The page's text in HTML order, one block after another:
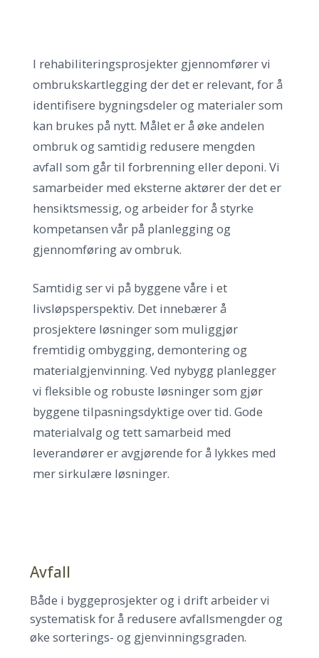
I rehabiliteringsprosjekter gjennomfører vi
ombrukskartlegging der det er relevant, for å
identifisere bygningsdeler og materialer som
kan brukes på nytt. Målet er å øke andelen
ombruk og samtidig redusere mengden
avfall som går til forbrenning eller deponi. Vi
samarbeider med eksterne aktører der det er
hensiktsmessig, og arbeider for å styrke
kompetansen vår på planlegging og
gjennomføring av ombruk.
Samtidig ser vi på byggene våre i et
livsløpsperspektiv. Det innebærer å
prosjektere løsninger som muliggjør
fremtidig ombygging, demontering og
materialgjenvinning. Ved nybygg planlegger
vi fleksible og robuste løsninger som gjør
byggene tilpasningsdyktige over tid. Gode
materialvalg og tett samarbeid med
leverandører er avgjørende for å lykkes med
mer sirkulære løsninger.
Avfall
Både i byggeprosjekter og i drift arbeider vi
systematisk for å redusere avfallsmengder og
øke sorterings- og gjenvinningsgraden.